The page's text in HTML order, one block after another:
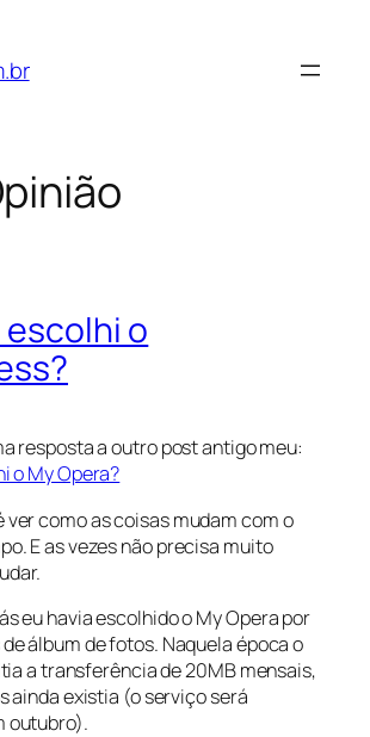
escolhi o
resposta a outro post antigo meu:
o My Opera?
ver como as coisas mudam com o
E as vezes não precisa muito
eu havia escolhido o My Opera por
álbum de fotos. Naquela época o
a transferência de 20MB mensais,
ainda existia (o serviço será
outubro).